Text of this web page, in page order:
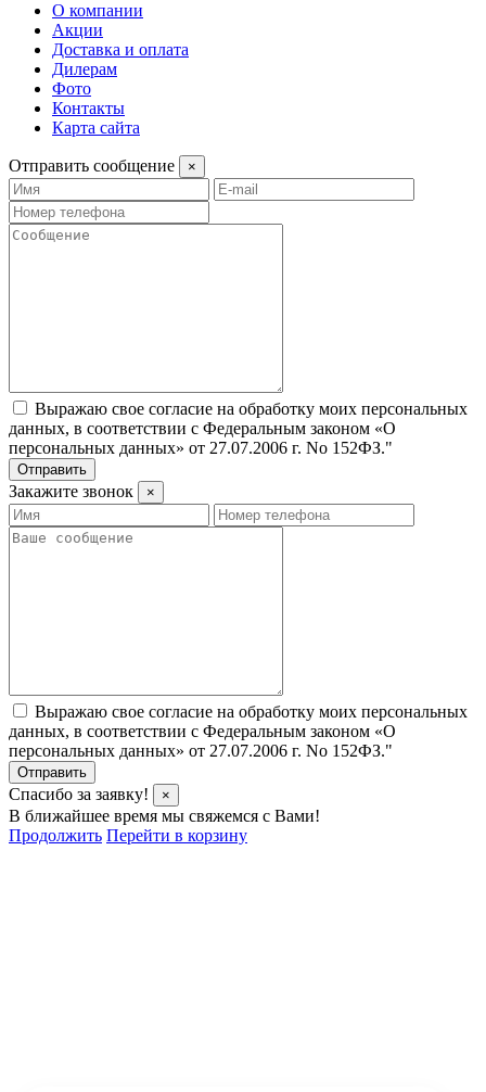
О компании
Акции
Доставка и оплата
Дилерам
Фото
Контакты
Карта сайта
Отправить сообщение ×
Выражаю свое согласие на обработку моих персональных
данных, в соответствии с Федеральным законом «О
персональных данных» от 27.07.2006 г. No 152­ФЗ."
Отправить
Закажите звонок ×
Выражаю свое согласие на обработку моих персональных
данных, в соответствии с Федеральным законом «О
персональных данных» от 27.07.2006 г. No 152­ФЗ."
Отправить
Спасибо за заявку! ×
В ближайшее время мы свяжемся с Вами!
Продолжить Перейти в корзину